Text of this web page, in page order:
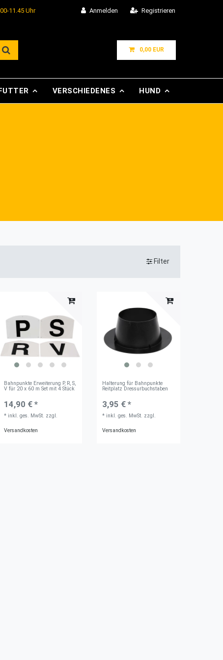
11.45 Uhr Anmelden Registrieren
0,00 EUR
VERSCHIEDENES HUND
Filter
Bahnpunkte Erweiterung P, R, S,
V für 20 x 60 m Set mit 4 Stück
14,90 € *
* inkl. ges. MwSt. zzgl.
Versandkosten
Halterung für Bahnpunkte
Reitplatz Dressurbuchstaben
3,95 € *
* inkl. ges. MwSt. zzgl.
Versandkosten